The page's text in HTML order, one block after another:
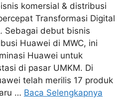
komersial & distribusi
Transformasi Digital
Sebagai debut bisnis
Huawei di MWC, ini
Huawei untuk
di pasar UMKM. Di
telah merilis 17 produk
… Baca Selengkapnya